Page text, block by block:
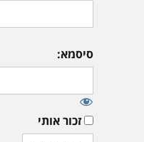
סיסמא:
זכור אותי